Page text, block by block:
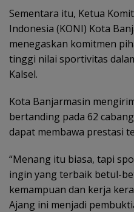
Sementara itu, Ketua
Indonesia (KONI) Kota
menegaskan komitmen
tinggi nilai sportivitas
Kalsel.
Kota Banjarmasin
bertanding pada 62
dapat membawa prestasi
“Menang itu biasa, tapi
ingin yang terbaik betul-
kemampuan dan kerja
Ajang ini menjadi